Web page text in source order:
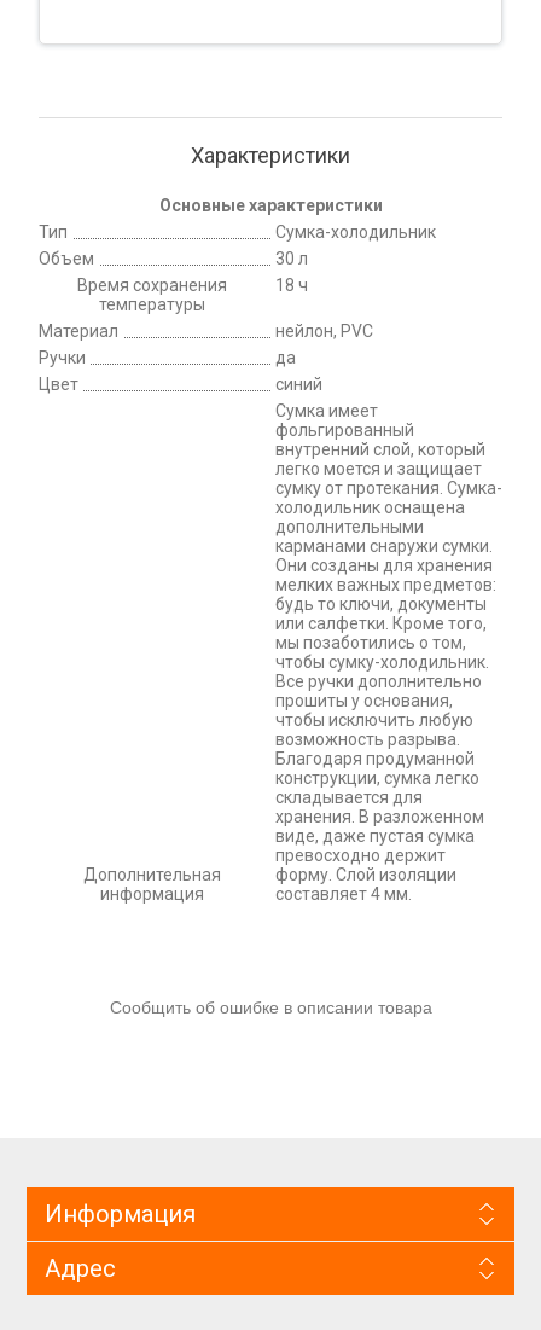
Характеристики
Основные характеристики
Тип
Сумка-холодильник
Объем
30 л
Время сохранения
температуры
18 ч
Материал
нейлон, PVC
Ручки
да
Цвет
синий
Дополнительная
информация
Сумка имеет
фольгированный
внутренний слой, который
легко моется и защищает
сумку от протекания. Сумка-
холодильник оснащена
дополнительными
карманами снаружи сумки.
Они созданы для хранения
мелких важных предметов:
будь то ключи, документы
или салфетки. Кроме того,
мы позаботились о том,
чтобы сумку-холодильник.
Все ручки дополнительно
прошиты у основания,
чтобы исключить любую
возможность разрыва.
Благодаря продуманной
конструкции, сумка легко
складывается для
хранения. В разложенном
виде, даже пустая сумка
превосходно держит
форму. Слой изоляции
составляет 4 мм.
Сообщить об ошибке в описании товара
Информация
Адрес